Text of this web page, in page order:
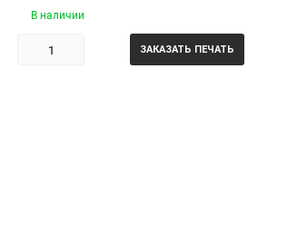
В наличии
ЗАКАЗАТЬ ПЕЧАТЬ